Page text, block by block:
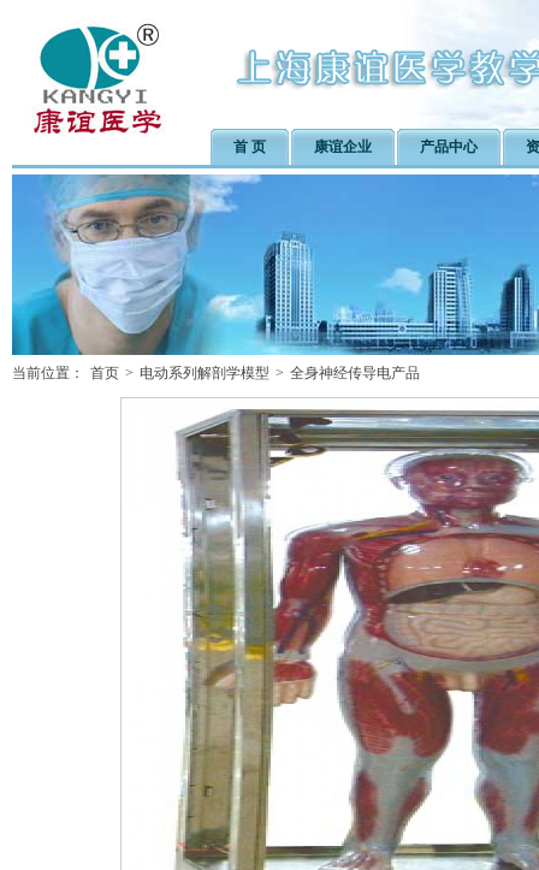
首 页 康谊企业 产品中心
当前位置： 首页 > 电动系列解剖学模型 > 全身神经传导电产品